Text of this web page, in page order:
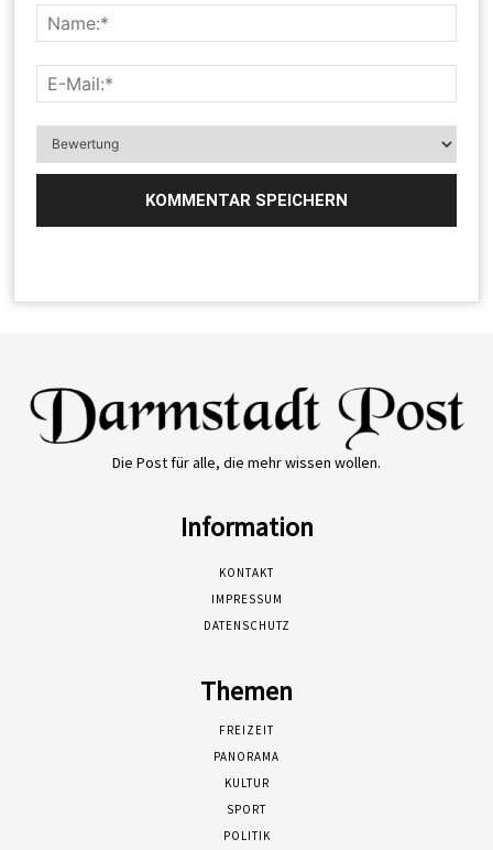
Die Post für alle, die mehr wissen wollen.
Information
KONTAKT
IMPRESSUM
DATENSCHUTZ
Themen
FREIZEIT
PANORAMA
KULTUR
SPORT
POLITIK